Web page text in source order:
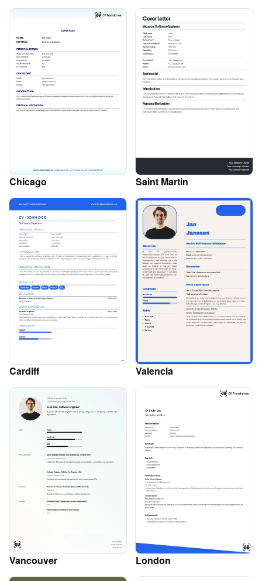
Chicago Saint Martin
Cardiff Valencia
Vancouver London